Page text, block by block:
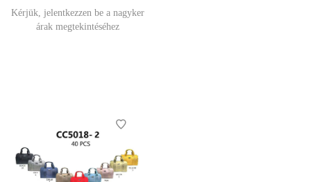
Kérjük, jelentkezzen be a nagyker
árak megtekintéséhez